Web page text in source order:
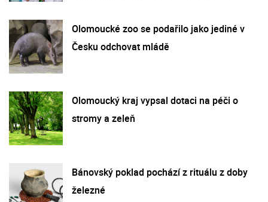
Olomoucké zoo se podařilo jako jediné v
Česku odchovat mládě
Olomoucký kraj vypsal dotaci na péči o
stromy a zeleň
Bánovský poklad pochází z rituálu z doby
železné